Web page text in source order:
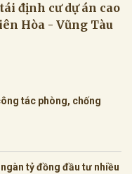
định cư dự án cao
Hòa - Vũng Tàu
tác phòng, chống
tỷ đồng đầu tư nhiều